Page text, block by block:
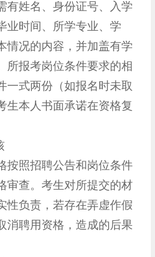
有姓名、身份证号、入学
业时间、所学专业、学
情况的内容，并加盖有学
所报考岗位条件要求的相
一式两份（如报名时未取
生本人书面承诺在资格复
按照招聘公告和岗位条件
审查。考生对所提交的材
性负责，若存在弄虚作假
消聘用资格，造成的后果